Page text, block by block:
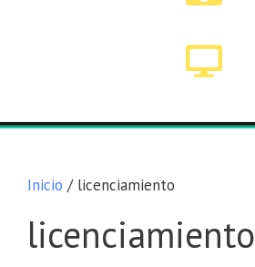
Inicio / licenciamiento
licenciamiento